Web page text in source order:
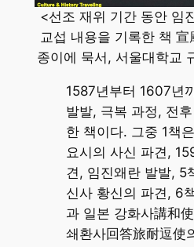
<선조 재위 기간 동안 임
교섭 내용을 기록한 책
종이에 묵서, 서울대학교
1587년부터 1607년
발발, 극복 과정, 전
한 책이다. 그중 1책
요시의 사신 파견,
견, 임진왜란 발발, 5
신사 황신의 파견, 6
과 일본 강화사講和
쇄환사回答旅耐逗使